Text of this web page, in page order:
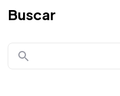
Buscar